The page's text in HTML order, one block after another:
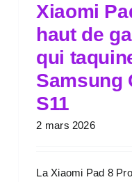
Xiaomi
haut de
qui
Samsung
S11
2 mars 2026
La Xiaomi Pad 8